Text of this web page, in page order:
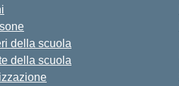
della scuola
della scuola